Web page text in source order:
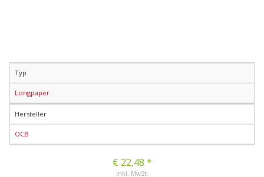
Typ
Longpaper
Hersteller
OCB
€ 22,48 *
inkl. MwSt.